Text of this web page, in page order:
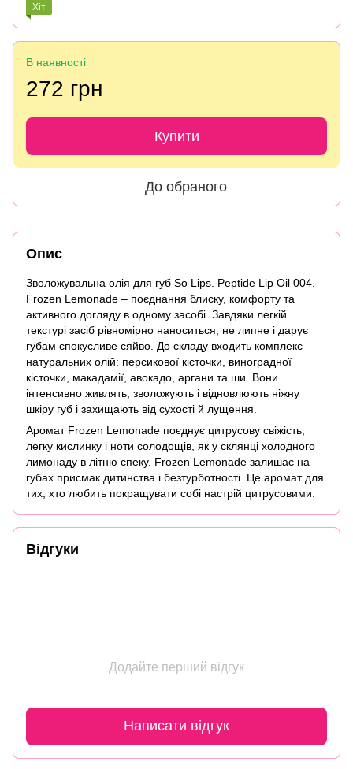
Хіт
В наявності
272 грн
Купити
До обраного
Опис
Зволожувальна олія для губ So Lips. Peptide Lip Oil 004.
Frozen Lemonade – поєднання блиску, комфорту та
активного догляду в одному засобі. Завдяки легкій
текстурі засіб рівномірно наноситься, не липне і дарує
губам спокусливе сяйво. До складу входить комплекс
натуральних олій: персикової кісточки, виноградної
кісточки, макадамії, авокадо, аргани та ши. Вони
інтенсивно живлять, зволожують і відновлюють ніжну
шкіру губ і захищають від сухості й лущення.
Аромат Frozen Lemonade поєднує цитрусову свіжість,
легку кислинку і ноти солодощів, як у склянці холодного
лимонаду в літню спеку. Frozen Lemonade залишає на
губах присмак дитинства і безтурботності. Це аромат для
тих, хто любить покращувати собі настрій цитрусовими.
Відгуки
Додайте перший відгук
Написати відгук